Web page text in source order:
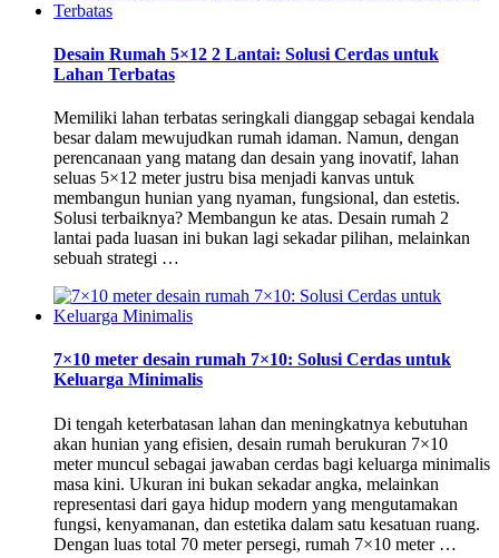
Desain Rumah 5×12 2 Lantai: Solusi Cerdas untuk
Lahan Terbatas
Memiliki lahan terbatas seringkali dianggap sebagai kendala
besar dalam mewujudkan rumah idaman. Namun, dengan
perencanaan yang matang dan desain yang inovatif, lahan
seluas 5×12 meter justru bisa menjadi kanvas untuk
membangun hunian yang nyaman, fungsional, dan estetis.
Solusi terbaiknya? Membangun ke atas. Desain rumah 2
lantai pada luasan ini bukan lagi sekadar pilihan, melainkan
sebuah strategi …
7×10 meter desain rumah 7×10: Solusi Cerdas untuk
Keluarga Minimalis
Di tengah keterbatasan lahan dan meningkatnya kebutuhan
akan hunian yang efisien, desain rumah berukuran 7×10
meter muncul sebagai jawaban cerdas bagi keluarga minimalis
masa kini. Ukuran ini bukan sekadar angka, melainkan
representasi dari gaya hidup modern yang mengutamakan
fungsi, kenyamanan, dan estetika dalam satu kesatuan ruang.
Dengan luas total 70 meter persegi, rumah 7×10 meter …